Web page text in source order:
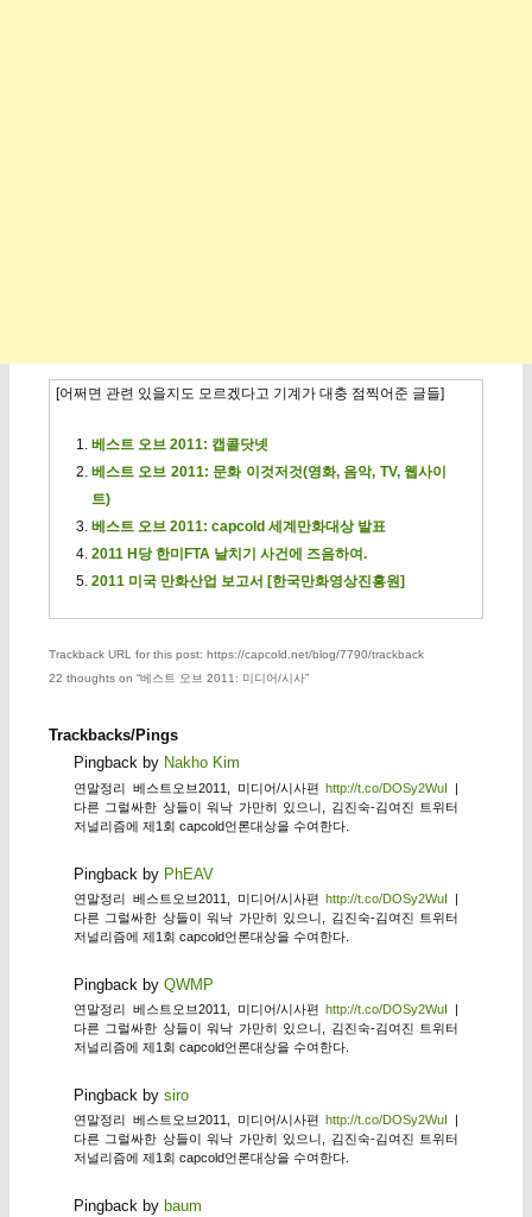
[어쩌면 관련 있을지도 모르겠다고 기계가 대충 점찍어준 글들]
베스트 오브 2011: 캡콜닷넷
베스트 오브 2011: 문화 이것저것(영화, 음악, TV, 웹사이
트)
베스트 오브 2011: capcold 세계만화대상 발표
2011 H당 한미FTA 날치기 사건에 즈음하여.
2011 미국 만화산업 보고서 [한국만화영상진흥원]
Trackback URL for this post: https://capcold.net/blog/7790/trackback
22 thoughts on “베스트 오브 2011: 미디어/시사”
Trackbacks/Pings
Pingback by Nakho Kim
연말정리 베스트오브2011, 미디어/시사편http://t.co/DOSy2WuI
|
다른 그럴싸한 상들이 워낙 가만히 있으니, 김진숙-김여진 트위터
저널리즘에 제1회 capcold언론대상을 수여한다.
Pingback by PhEAV
연말정리 베스트오브2011, 미디어/시사편http://t.co/DOSy2WuI
|
다른 그럴싸한 상들이 워낙 가만히 있으니, 김진숙-김여진 트위터
저널리즘에 제1회 capcold언론대상을 수여한다.
Pingback by QWMP
연말정리 베스트오브2011, 미디어/시사편http://t.co/DOSy2WuI
|
다른 그럴싸한 상들이 워낙 가만히 있으니, 김진숙-김여진 트위터
저널리즘에 제1회 capcold언론대상을 수여한다.
Pingback by siro
연말정리 베스트오브2011, 미디어/시사편 http://t.co/DOSy2WuI
다른 그럴싸한 상들이 워낙 가만히 있으니, 김진숙-김여진 트위터
저널리즘에 제1회 capcold언론대상을 수여한다.
Pingback by baum